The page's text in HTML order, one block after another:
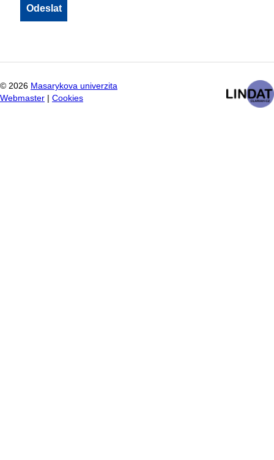
© 2026 Masarykova univerzita
Webmaster
Cookies